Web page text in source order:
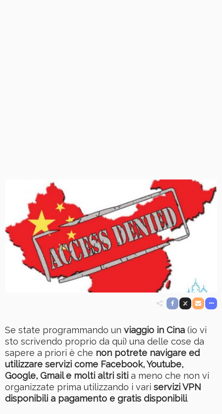
Se state programmando un viaggio in Cina (io vi
sto scrivendo proprio da qui) una delle cose da
sapere a priori è che non potrete navigare ed
utilizzare servizi come Facebook, Youtube,
Google, Gmail e molti altri siti a meno che non vi
organizzate prima utilizzando i vari servizi VPN
disponibili a pagamento e gratis disponibili.